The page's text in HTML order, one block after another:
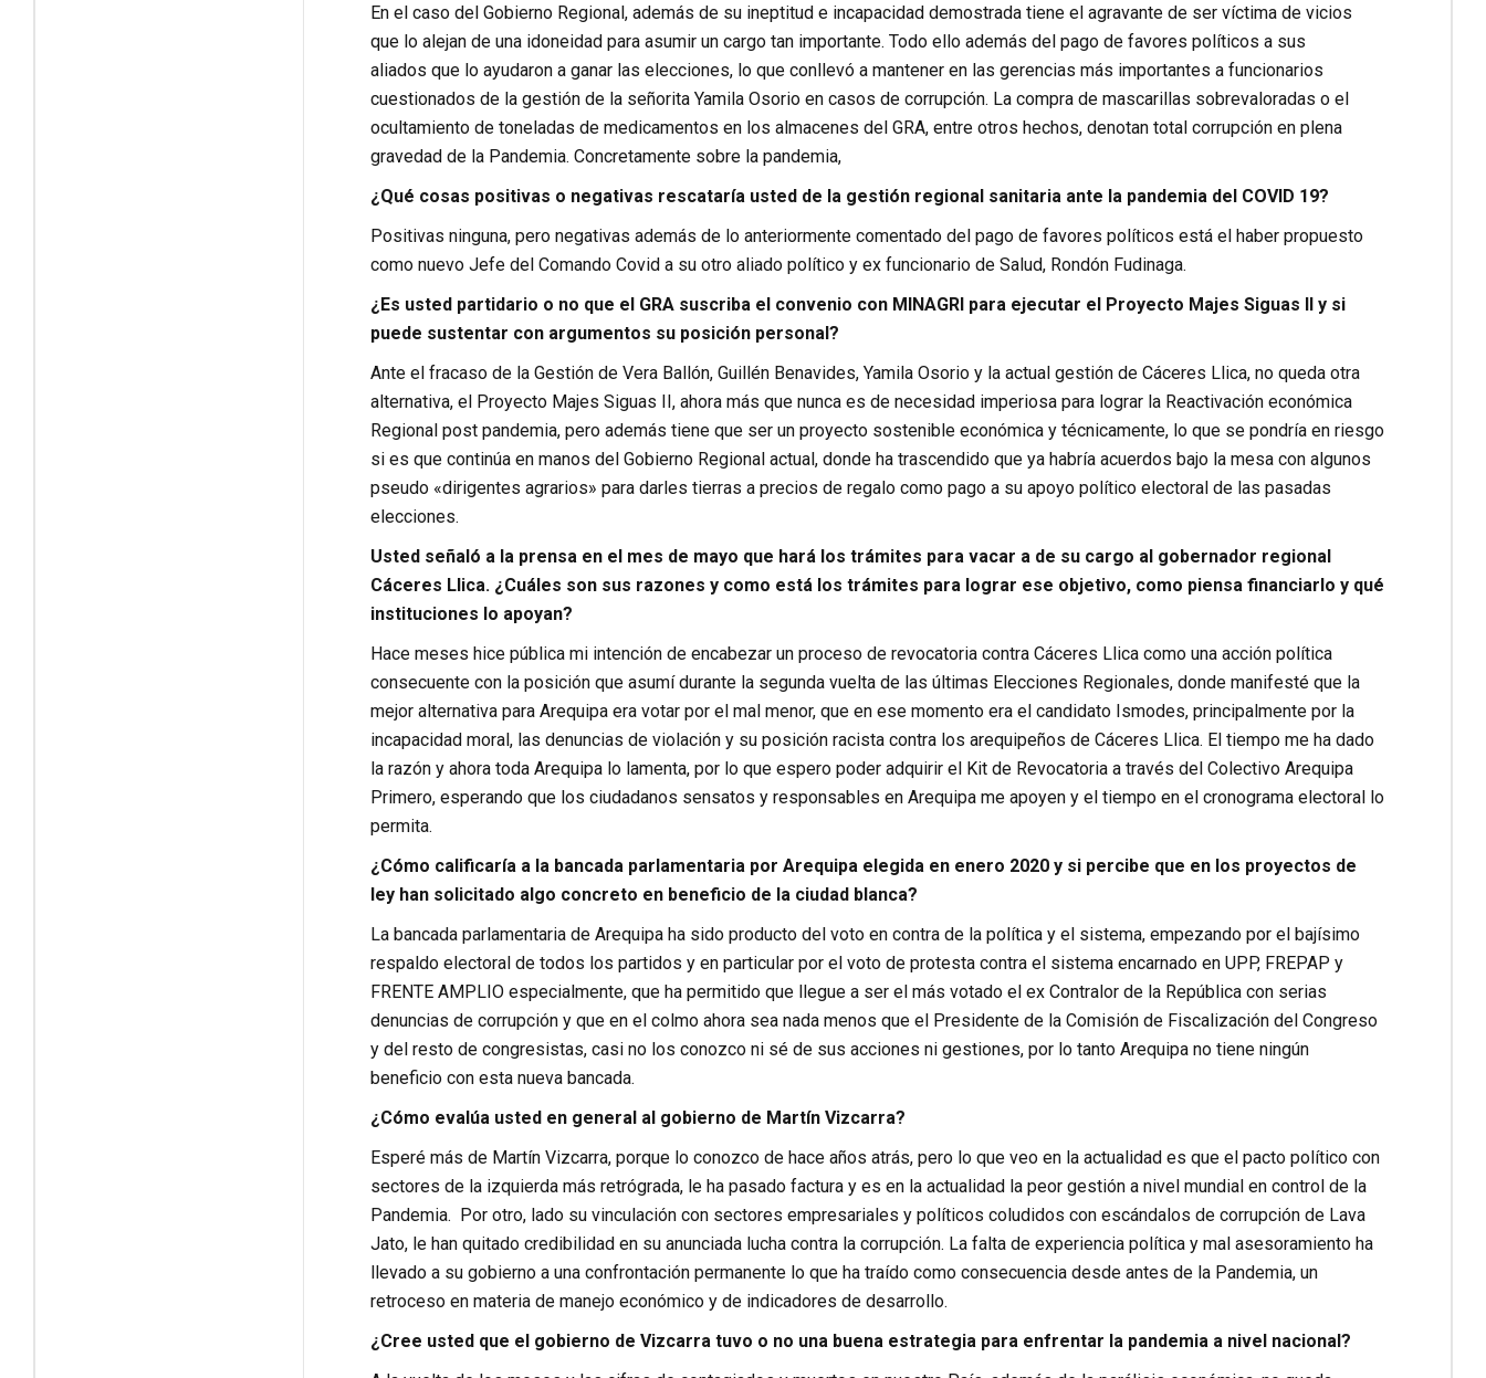
En el caso del Gobierno Regional, además de su ineptitud e incapacidad demostrada tiene el agravante de ser víctima de vicios
que lo alejan de una idoneidad para asumir un cargo tan importante. Todo ello además del pago de favores políticos a sus
aliados que lo ayudaron a ganar las elecciones, lo que conllevó a mantener en las gerencias más importantes a funcionarios
cuestionados de la gestión de la señorita Yamila Osorio en casos de corrupción. La compra de mascarillas sobrevaloradas o el
ocultamiento de toneladas de medicamentos en los almacenes del GRA, entre otros hechos, denotan total corrupción en plena
gravedad de la Pandemia. Concretamente sobre la pandemia,
¿Qué cosas positivas o negativas rescataría usted de la gestión regional sanitaria ante la pandemia del COVID 19?
Positivas ninguna, pero negativas además de lo anteriormente comentado del pago de favores políticos está el haber propuesto
como nuevo Jefe del Comando Covid a su otro aliado político y ex funcionario de Salud, Rondón Fudinaga.
¿Es usted partidario o no que el GRA suscriba el convenio con MINAGRI para ejecutar el Proyecto Majes Siguas II y si
puede sustentar con argumentos su posición personal?
Ante el fracaso de la Gestión de Vera Ballón, Guillén Benavides, Yamila Osorio y la actual gestión de Cáceres Llica, no queda otra
alternativa, el Proyecto Majes Siguas II, ahora más que nunca es de necesidad imperiosa para lograr la Reactivación económica
Regional post pandemia, pero además tiene que ser un proyecto sostenible económica y técnicamente, lo que se pondría en riesgo
si es que continúa en manos del Gobierno Regional actual, donde ha trascendido que ya habría acuerdos bajo la mesa con algunos
pseudo «dirigentes agrarios» para darles tierras a precios de regalo como pago a su apoyo político electoral de las pasadas
elecciones.
Usted señaló a la prensa en el mes de mayo que hará los trámites para vacar a de su cargo al gobernador regional
Cáceres Llica. ¿Cuáles son sus razones y como está los trámites para lograr ese objetivo, como piensa financiarlo y qué
instituciones lo apoyan?
Hace meses hice pública mi intención de encabezar un proceso de revocatoria contra Cáceres Llica como una acción política
consecuente con la posición que asumí durante la segunda vuelta de las últimas Elecciones Regionales, donde manifesté que la
mejor alternativa para Arequipa era votar por el mal menor, que en ese momento era el candidato Ismodes, principalmente por la
incapacidad moral, las denuncias de violación y su posición racista contra los arequipeños de Cáceres Llica. El tiempo me ha dado
la razón y ahora toda Arequipa lo lamenta, por lo que espero poder adquirir el Kit de Revocatoria a través del Colectivo Arequipa
Primero, esperando que los ciudadanos sensatos y responsables en Arequipa me apoyen y el tiempo en el cronograma electoral lo
permita.
¿Cómo calificaría a la bancada parlamentaria por Arequipa elegida en enero 2020 y si percibe que en los proyectos de
ley han solicitado algo concreto en beneficio de la ciudad blanca?
La bancada parlamentaria de Arequipa ha sido producto del voto en contra de la política y el sistema, empezando por el bajísimo
respaldo electoral de todos los partidos y en particular por el voto de protesta contra el sistema encarnado en UPP, FREPAP y
FRENTE AMPLIO especialmente, que ha permitido que llegue a ser el más votado el ex Contralor de la República con serias
denuncias de corrupción y que en el colmo ahora sea nada menos que el Presidente de la Comisión de Fiscalización del Congreso
y del resto de congresistas, casi no los conozco ni sé de sus acciones ni gestiones, por lo tanto Arequipa no tiene ningún
beneficio con esta nueva bancada.
¿Cómo evalúa usted en general al gobierno de Martín Vizcarra?
Esperé más de Martín Vizcarra, porque lo conozco de hace años atrás, pero lo que veo en la actualidad es que el pacto político con
sectores de la izquierda más retrógrada, le ha pasado factura y es en la actualidad la peor gestión a nivel mundial en control de la
Pandemia. Por otro, lado su vinculación con sectores empresariales y políticos coludidos con escándalos de corrupción de Lava
Jato, le han quitado credibilidad en su anunciada lucha contra la corrupción. La falta de experiencia política y mal asesoramiento ha
llevado a su gobierno a una confrontación permanente lo que ha traído como consecuencia desde antes de la Pandemia, un
retroceso en materia de manejo económico y de indicadores de desarrollo.
¿Cree usted que el gobierno de Vizcarra tuvo o no una buena estrategia para enfrentar la pandemia a nivel nacional?